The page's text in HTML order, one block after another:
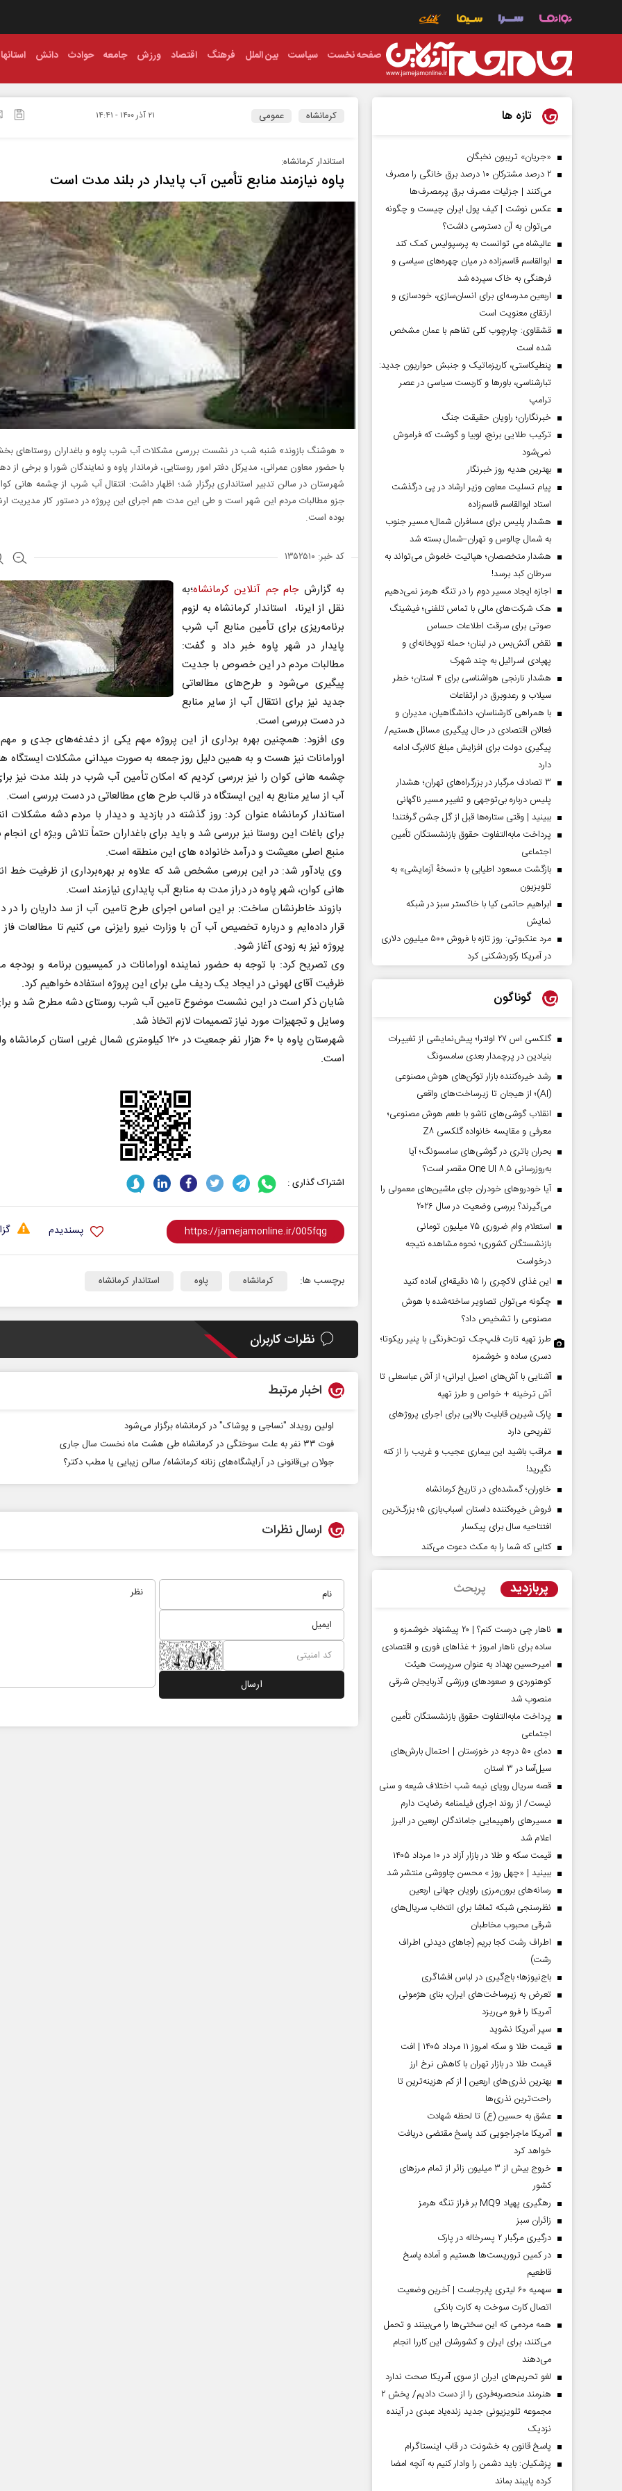
صفحه نخست سیاست بین الملل فرهنگ اقتصاد ورزش جامعه حوادث دانش استانها
کرمانشاه عمومی ۲۱ آذر ۱۴۰۰ - ۱۴:۴۱
استاندار کرمانشاه:
پاوه نیازمند منابع تأمین آب پایدار در بلند مدت است
« هوشنگ بازوند» شنبه شب در نشست بررسی مشکلات آب شرب پاوه و باغداران روستاهای
با حضور معاون عمرانی، مدیرکل دفتر امور روستایی، فرماندار پاوه و نمایندگان شورا و برخی از
شهرستان در سالن تدبیر استانداری برگزار شد؛ اظهار داشت: انتقال آب شرب از چشمه هانی
جزو مطالبات مردم این شهر است و طی این مدت هم اجرای این پروژه در دستور کار مدیریت
بوده است.
کد خبر: ۱۳۵۲۵۱۰
به گزارشجام جم آنلاین کرمانشاه؛به
نقل از ایرنا، استاندار کرمانشاه به لزوم
برنامه‌ریزی برای تأمین منابع آب شرب
پایدار در شهر پاوه خبر داد و گفت:
مطالبات مردم در این خصوص با جدیت
پیگیری می‌شود و طرح‌های مطالعاتی
جدید نیز برای انتقال آب از سایر منابع
در دست بررسی است.
وی افزود: همچنین بهره برداری از این پروژه مهم یکی از دغدغه‌های جدی و مهم
اورامانات نیز هست و به همین دلیل روز جمعه به صورت میدانی مشکلات ایستگاه
چشمه هانی کوان را نیز بررسی کردیم که امکان تأمین آب شرب در بلند مدت نیز
آب از سایر منابع به این ایستگاه در قالب طرح های مطالعاتی در دست بررسی است.
استاندار کرمانشاه عنوان کرد: روز گذشته در بازدید و دیدار با مردم دشه مشکلات
برای باغات این روستا نیز بررسی شد و باید برای باغداران حتماً تلاش ویژه ای انجام
منبع اصلی معیشت و درآمد خانواده های این منطقه است.
وی یادآور شد: در این بررسی مشخص شد که علاوه بر بهره‌برداری از ظرفیت خط
هانی کوان، شهر پاوه در دراز مدت به منابع آب پایداری نیازمند است.
بازوند خاطرنشان ساخت: بر این اساس اجرای طرح تامین آب از سد داریان را در
قرار داده‌ایم و درباره تخصیص آب آن با وزارت نیرو رایزنی می کنیم تا مطالعات
پروژه نیز به زودی آغاز شود.
وی تصریح کرد: با توجه به حضور نماینده اورامانات در کمیسیون برنامه و
ظرفیت آقای لهونی در ایجاد یک ردیف ملی برای این پروژه استفاده خواهیم کرد.
شایان ذکر است در این نشست موضوع تامین آب شرب روستای دشه مطرح شد و
وسایل و تجهیزات مورد نیاز تصمیمات لازم اتخاذ شد.
شهرستان پاوه با ۶۰ هزار نفر جمعیت در ۱۲۰ کیلومتری شمال غربی استان
است.
اشتراک گذاری :
پسندیدم
برچسب ها: کرمانشاه پاوه استاندار کرمانشاه
نظرات کاربران
اخبار مرتبط
اولین رویداد "نساجی و پوشاک" در کرمانشاه برگزار می‌شود
فوت ۳۳ نفر به علت سوختگی در کرمانشاه طی هشت ماه نخست سال جاری
جولان بی‌قانونی در آرایشگاه‌های زنانه کرمانشاه/ سالن زیبایی یا مطب دکتر؟
ارسال نظرات
تازه ها
«جریان» تریبون نخبگان
۲ درصد مشترکان ۱۰ درصد برق خانگی را مصرف
می‌کنند | جزئیات مصرف برق پرمصرف‌ها
عکس نوشت | کیف پول ایران چیست و چگونه
می‌توان به آن دسترسی داشت؟
عالیشاه می توانست به پرسپولیس کمک کند
ابوالقاسم قاسم‌زاده در میان چهره‌های سیاسی و
فرهنگی به خاک سپرده شد
اربعین مدرسه‌ای برای انسان‌سازی، خودسازی و
ارتقای معنویت است
قشقاوی: چارچوب کلی تفاهم با عمان مشخص
شده است
پنطیکاستی، کاریزماتیک و جنبش حواریون جدید:
تبارشناسی، باور‌ها و کاربست سیاسی در عصر
ترامپ
خبرنگاران؛ راویان حقیقت جنگ
ترکیب طلایی برنج، لوبیا و گوشت که فراموش
نمی‌شود
بهترین هدیه روز خبرنگار
پیام تسلیت معاون وزیر ارشاد در پی درگذشت
استاد ابوالقاسم قاسم‌زاده
هشدار پلیس برای مسافران شمال؛ مسیر جنوب
به شمال چالوس و تهران–شمال بسته شد
هشدار متخصصان؛ هپاتیت خاموش می‌تواند به
سرطان کبد برسد!
اجازه ایجاد مسیر دوم را در تنگه هرمز نمی‌دهیم
هک شرکت‌های مالی با تماس تلفنی؛ فیشینگ
صوتی برای سرقت اطلاعات حساس
نقض آتش‌بس در لبنان؛ حمله توپخانه‌ای و
پهپادی اسرائیل به چند شهرک
هشدار نارنجی هواشناسی برای ۴ استان؛ خطر
سیلاب و رعدوبرق در ارتفاعات
با همراهی کارشناسان، دانشگاهیان، مدیران و
فعالان اقتصادی در حال پیگیری مسائل هستیم/
پیگیری دولت برای افزایش مبلغ کالابرگ ادامه
دارد
۳ تصادف مرگبار در بزرگراه‌های تهران؛ هشدار
پلیس درباره بی‌توجهی و تغییر مسیر ناگهانی
ببینید | وقتی ستاره‌ها قبل از گل جشن گرفتند!
پرداخت مابه‌التفاوت حقوق بازنشستگان تأمین
اجتماعی
بازگشت مسعود اطیابی با «نسخهٔ آزمایشی» به
تلویزیون
ابراهیم حاتمی کیا با خاکستر سبز در شبکه
نمایش
مرد عنکبوتی: روز تازه با فروش ۵۰۰ میلیون دلاری
در آمریکا رکوردشکنی کرد
گوناگون
گلکسی اس ۲۷ اولترا؛ پیش‌نمایشی از تغییرات
بنیادین در پرچمدار بعدی سامسونگ
رشد خیره‌کننده بازار توکن‌های هوش مصنوعی
(AI)؛ از هیجان تا زیرساخت‌های واقعی
انقلاب گوشی‌های تاشو‌ با طعم هوش مصنوعی؛
معرفی و مقایسه خانواده گلکسی Z۸
بحران باتری در گوشی‌های سامسونگ؛ آیا
به‌روزرسانی One UI ۸.۵ مقصر است؟
آیا خودروهای خودران جای ماشین‌های معمولی را
می‌گیرند؟ بررسی وضعیت در سال ۲۰۲۶
استعلام وام ضروری ۷۵ میلیون تومانی
بازنشستگان کشوری؛ نحوه مشاهده نتیجه
درخواست
این غذای لاکچری را ۱۵ دقیقه‌ای آماده کنید
چگونه می‌توان تصاویر ساخته‌شده با هوش
مصنوعی را تشخیص داد؟
طرز تهیه تارت فلپ‌جک توت‌فرنگی با پنیر ریکوتا؛
دسری ساده و خوشمزه
آشنایی با آش‌های اصیل ایرانی؛ از آش عباسعلی تا
آش ترخینه + خواص و طرز تهیه
پارک شیرین قابلیت‌ بالایی برای اجرای پروژهای
تفریحی دارد
مراقب باشید این بیماری عجیب و غریب را از کنه
نگیرید!
خاوران؛ گمشده‌ای در تاریخ کرمانشاه
فروش خیره‌کننده داستان اسباب‌بازی ۵؛ بزرگ‌ترین
افتتاحیه سال برای پیکسار
کتابی که شما را به مکث دعوت می‌کند
پربازدید پربحث
ناهار چی درست کنم؟ | ۲۰ پیشنهاد خوشمزه و
ساده برای ناهار امروز + غذاهای فوری و اقتصادی
امیرحسین بهداد به عنوان سرپرست هیئت
کوهنوردی و صعودهای ورزشی آذربایجان شرقی
منصوب شد
پرداخت مابه‌التفاوت حقوق بازنشستگان تأمین
اجتماعی
دمای ۵۰ درجه در خوزستان | احتمال بارش‌های
سیل‌آسا در ۳ استان
قصه سریال رویای نیمه شب اختلاف شیعه و سنی
نیست/ از روند اجرای فیلمنامه رضایت دارم
مسیر‌های راهپیمایی جاماندگان اربعین در البرز
اعلام شد
قیمت سکه و طلا در بازار آزاد در ۱۰ مرداد ۱۴۰۵
ببینید | «چهل روز » محسن چاووشی منتشر شد
رسانه‌های برون‌مرزی راویان جهانی اربعین
نظرسنجی شبکه تماشا برای انتخاب سریال‌های
شرقی محبوب مخاطبان
اطراف رشت کجا بریم (جاهای دیدنی اطراف
رشت)
باج‌نیوزها؛ باج‌گیری در لباس افشاگری
تعرض به زیرساخت‌های ایران، بنای هژمونی
آمریکا را فرو می‌ریزد
سپر آمریکا نشوید
قیمت طلا و سکه امروز ۱۱ مرداد ۱۴۰۵ | افت
قیمت طلا در بازار تهران با کاهش نرخ ارز
بهترین نذری‌های اربعین | از کم هزینه‌ترین تا
راحت‌ترین نذری‌ها
عشق به حسین (ع) تا لحظه شهادت
آمریکا ماجراجویی کند پاسخ مقتضی دریافت
خواهد کرد
خروج بیش از ۳ میلیون زائر از تمام مرز‌های
کشور
رهگیری پهپاد MQ9 بر فراز تنگه هرمز
‌زائران سبز
درگیری مرگبار ۲ پسرخاله در پارک
در کمین تروریست‌ها هستیم و آماده پاسخ
قاطعیم
سهمیه ۶۰ لیتری پابرجاست | آخرین وضعیت
اتصال کارت سوخت به کارت بانکی
همه مردمی که این سختی‌ها را می‌بینند و تحمل
می‌کنند، برای ایران و کشورشان این کاررا انجام
می‌دهند
لغو تحریم‌های ایران از سوی آمریکا صحت ندارد
هنرمند منحصر‌به‌فردی را از دست دادیم/ پخش ۲
مجموعه تلویزیونی جدید زنده‌یاد عبدی در آینده
نزدیک
پاسخ قانون به خشونت در قاب اینستاگرام
پزشکیان: باید دشمن را وادار کنیم به آنچه امضا
کرده پایبند بماند
چرایی عقب‌نشینی ترامپ؟
جوانی - تحلیلگر مسائل سیاسی
پشت‌پرده تهدیدات کوتاه‏‌مدت و
عباس سلیمی‌نمین - تحلیلگر مسائل سیاسی
رحمت‌الله نوروزی - عضو کمیسیون اجتماعی
مجلس
دکتر
صفحات نخست روزنامه ها‌ی‌سه‌شنبه ۶ مردادماه